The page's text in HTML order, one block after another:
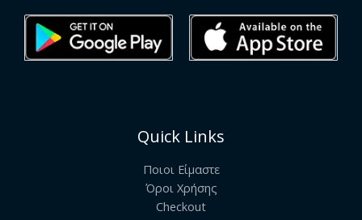
Quick Links
Ποιοι Είμαστε
Όροι Χρήσης
Checkout